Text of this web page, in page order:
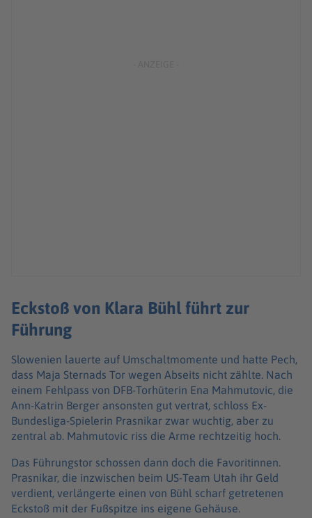
Eckstoß von Klara Bühl führt zur
Führung
Slowenien lauerte auf Umschaltmomente und hatte Pech,
dass Maja Sternads Tor wegen Abseits nicht zählte. Nach
einem Fehlpass von DFB-Torhüterin Ena Mahmutovic, die
Ann-Katrin Berger ansonsten gut vertrat, schloss Ex-
Bundesliga-Spielerin Prasnikar zwar wuchtig, aber zu
zentral ab. Mahmutovic riss die Arme rechtzeitig hoch.
Das Führungstor schossen dann doch die Favoritinnen.
Prasnikar, die inzwischen beim US-Team Utah ihr Geld
verdient, verlängerte einen von Bühl scharf getretenen
Eckstoß mit der Fußspitze ins eigene Gehäuse.